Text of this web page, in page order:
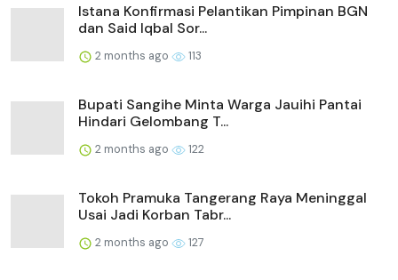
Istana Konfirmasi Pelantikan Pimpinan BGN
dan Said Iqbal Sor...
2 months ago 113
Bupati Sangihe Minta Warga Jauihi Pantai
Hindari Gelombang T...
2 months ago 122
Tokoh Pramuka Tangerang Raya Meninggal
Usai Jadi Korban Tabr...
2 months ago 127